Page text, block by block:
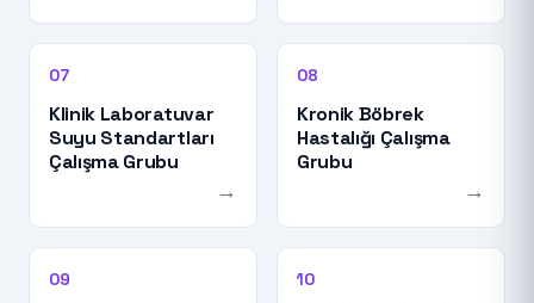
07
Klinik Laboratuvar
Suyu Standartları
Çalışma Grubu
→
08
Kronik Böbrek
Hastalığı Çalışma
Grubu
→
09 10